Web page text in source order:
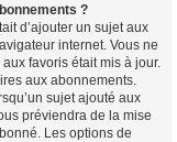
?
d’ajouter un sujet aux
internet. Vous ne
favoris était mis à jour.
aux abonnements.
sujet ajouté aux
préviendra de la mise
Les options de